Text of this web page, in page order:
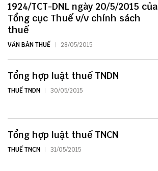
1924/TCT-DNL ngày 20/5/2015 của
Tổng cục Thuế v/v chính sách
thuế
VĂN BẢN THUẾ 28/05/2015
Tổng hợp luật thuế TNDN
THUẾ TNDN 30/05/2015
Tổng hợp luật thuế TNCN
THUẾ TNCN 31/05/2015